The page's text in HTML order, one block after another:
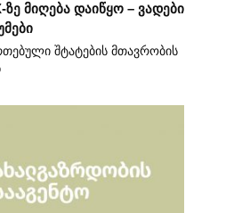
ზე მიღება დაიწყო – ვადები
შტატების მთავრობის